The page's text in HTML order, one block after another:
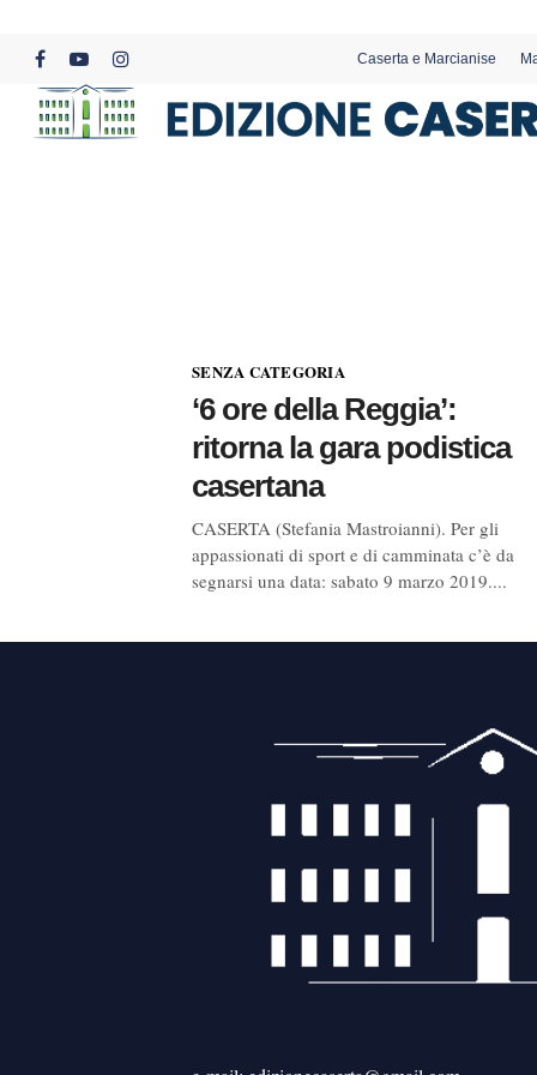
content
facebookyoutubeinstagram
Caserta e Marcianise
SENZA CATEGORIA
‘6 ore della Reggia’:
ritorna la gara podistica
casertana
CASERTA (Stefania Mastroianni). Per gli
appassionati di sport e di camminata c’è da
segnarsi una data: sabato 9 marzo 2019....